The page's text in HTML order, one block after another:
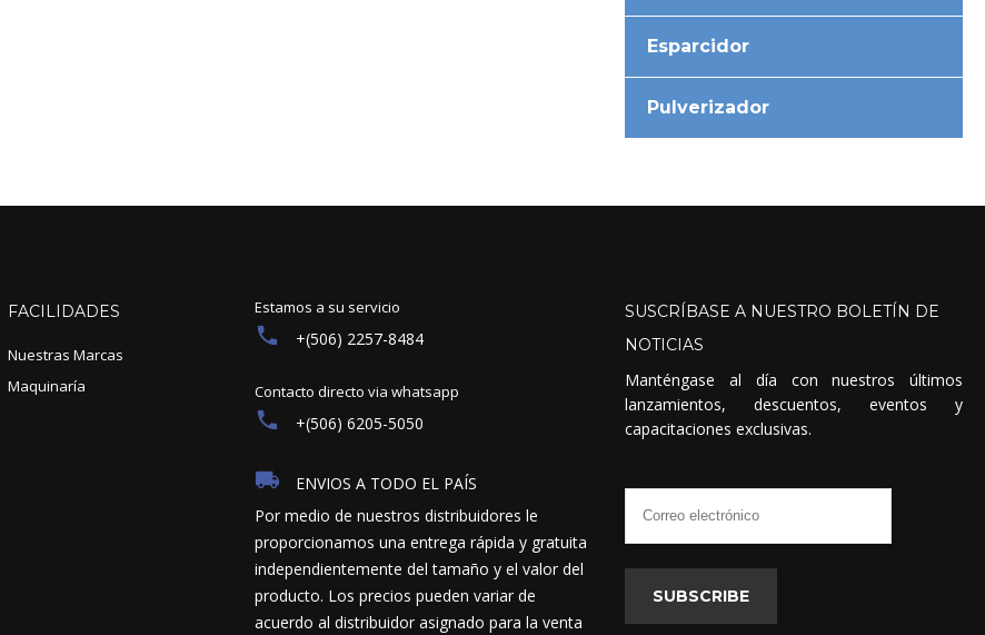
Esparcidor
Pulverizador
FACILIDADES
Nuestras Marcas
Maquinaría
Estamos a su servicio
+(506) 2257-8484
Contacto directo via whatsapp
+(506) 6205-5050
ENVIOS A TODO EL PAÍS
Por medio de nuestros distribuidores le
proporcionamos una entrega rápida y gratuita
independientemente del tamaño y el valor del
producto. Los precios pueden variar de
acuerdo al distribuidor asignado para la venta
SUSCRÍBASE A NUESTRO BOLETÍN DE
NOTICIAS
Manténgase al día con nuestros últimos
lanzamientos, descuentos, eventos y
capacitaciones exclusivas.
SUBSCRIBE